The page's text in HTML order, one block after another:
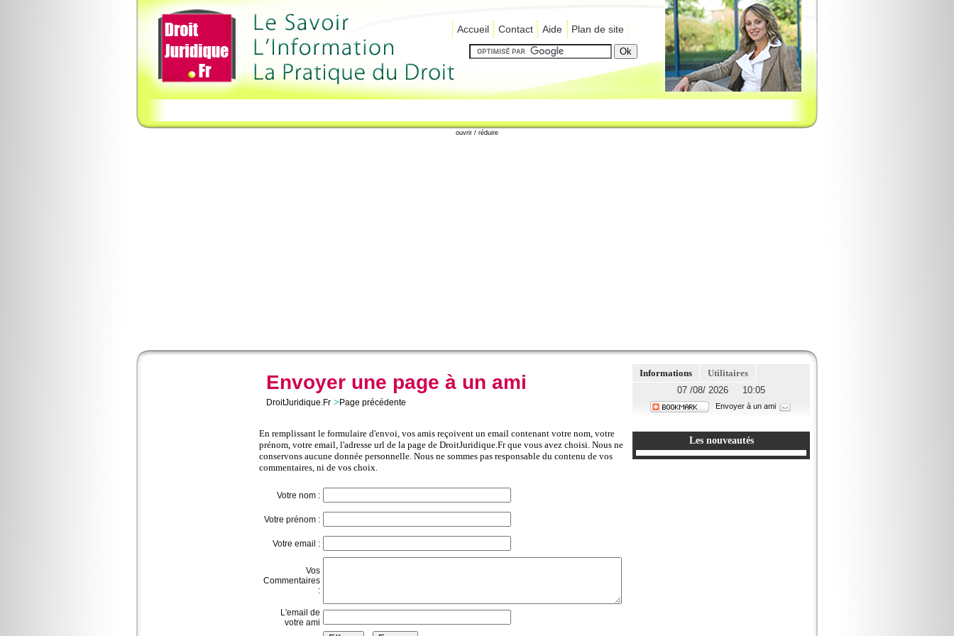
Accueil Contact Aide Plan de site
ouvrir / réduire
Envoyer une page à un ami
DroitJuridique.Fr > Page précédente
En remplissant le formulaire d'envoi, vos amis reçoivent un email contenant votre nom, votre
prénom, votre email, l'adresse url de la page de DroitJuridique.Fr que vous avez choisi. Nous ne
conservons aucune donnée personnelle. Nous ne sommes pas responsable du contenu de vos
commentaires, ni de vos choix.
Votre nom :
Votre prénom :
Votre email :
Vos
Commentaires
:
L'email de
votre ami
Informations
Utilitaires
07 /08/ 2026 10:05
Envoyer à un ami
Les nouveautés